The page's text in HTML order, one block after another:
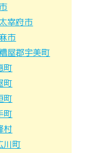
太宰府市
市
屋郡宇美町
町
町
町
町
村
川町